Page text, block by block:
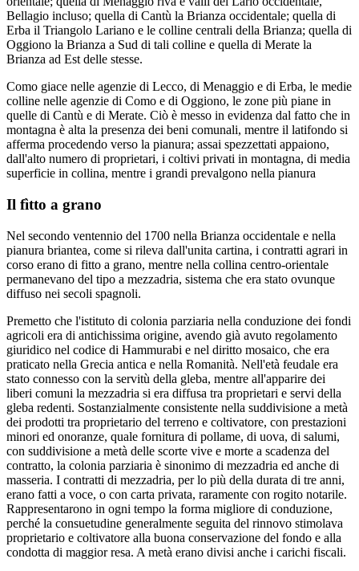
Bellagio incluso; quella di Cantù la Brianza occidentale; quella di
Erba il Triangolo Lariano e le colline centrali della Brianza; quella di
Oggiono la Brianza a Sud di tali colline e quella di Merate la
Brianza ad Est delle stesse.
Como giace nelle agenzie di Lecco, di Menaggio e di Erba, le medie
colline nelle agenzie di Como e di Oggiono, le zone più piane in
quelle di Cantù e di Merate. Ciò è messo in evidenza dal fatto che in
montagna è alta la presenza dei beni comunali, mentre il latifondo si
afferma procedendo verso la pianura; assai spezzettati appaiono,
dall'alto numero di proprietari, i coltivi privati in montagna, di media
superficie in collina, mentre i grandi prevalgono nella pianura
Il fìtto a grano
Nel secondo ventennio del 1700 nella Brianza occidentale e nella
pianura briantea, come si rileva dall'unita cartina, i contratti agrari in
corso erano di fitto a grano, mentre nella collina centro-orientale
permanevano del tipo a mezzadria, sistema che era stato ovunque
diffuso nei secoli spagnoli.
Premetto che l'istituto di colonia parziaria nella conduzione dei fondi
agricoli era di antichissima origine, avendo già avuto regolamento
giuridico nel codice di Hammurabi e nel diritto mosaico, che era
praticato nella Grecia antica e nella Romanità. Nell'età feudale era
stato connesso con la servitù della gleba, mentre all'apparire dei
liberi comuni la mezzadria si era diffusa tra proprietari e servi della
gleba redenti. Sostanzialmente consistente nella suddivisione a metà
dei prodotti tra proprietario del terreno e coltivatore, con prestazioni
minori ed onoranze, quale fornitura di pollame, di uova, di salumi,
con suddivisione a metà delle scorte vive e morte a scadenza del
contratto, la colonia parziaria è sinonimo di mezzadria ed anche di
masseria. I contratti di mezzadria, per lo più della durata di tre anni,
erano fatti a voce, o con carta privata, raramente con rogito notarile.
Rappresentarono in ogni tempo la forma migliore di conduzione,
perché la consuetudine generalmente seguita del rinnovo stimolava
proprietario e coltivatore alla buona conservazione del fondo e alla
condotta di maggior resa. A metà erano divisi anche i carichi fiscali.